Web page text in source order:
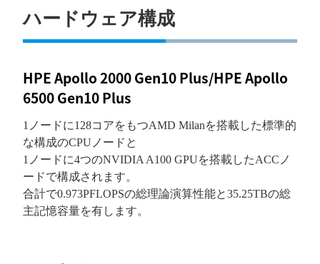
ハードウェア構成
HPE Apollo 2000 Gen10 Plus/HPE Apollo
6500 Gen10 Plus
1ノードに128コアをもつAMD Milanを搭載した標準的
な構成のCPUノードと
1ノードに4つのNVIDIA A100 GPUを搭載したACCノ
ードで構成されます。
合計で0.973PFLOPSの総理論演算性能と35.25TBの総
主記憶容量を有します。